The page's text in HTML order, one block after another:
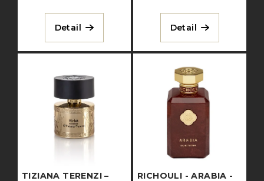
Detail Detail
TIZIANA TERENZI – RICHOULI - ARABIA -